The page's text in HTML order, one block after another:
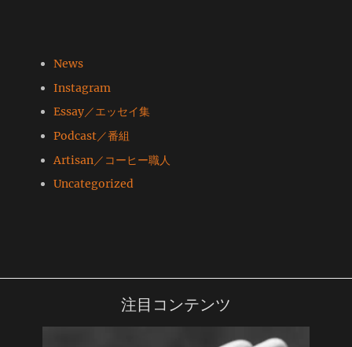
News
Instagram
Essay／エッセイ集
Podcast／番組
Artisan／コーヒー職人
Uncategorized
注目コンテンツ